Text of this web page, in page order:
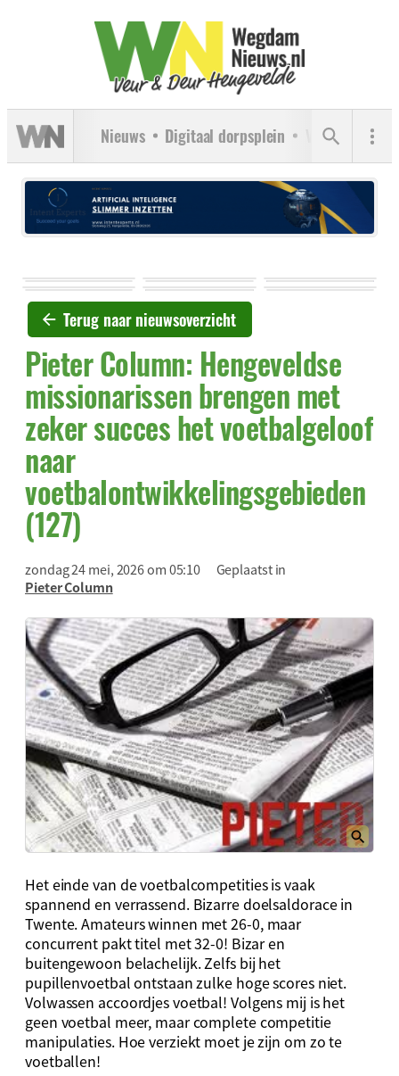
Nieuws Digitaal dorpsplein Verenigingen
Terug naar nieuwsoverzicht
Pieter Column: Hengeveldse
missionarissen brengen met
zeker succes het voetbalgeloof
naar
voetbalontwikkelingsgebieden
(127)
zondag 24 mei, 2026 om 05:10
Geplaatst in
Pieter Column
Het einde van de voetbalcompetities is vaak
spannend en verrassend. Bizarre doelsaldorace in
Twente. Amateurs winnen met 26-0, maar
concurrent pakt titel met 32-0! Bizar en
buitengewoon belachelijk. Zelfs bij het
pupillenvoetbal ontstaan zulke hoge scores niet.
Volwassen accoordjes voetbal! Volgens mij is het
geen voetbal meer, maar complete competitie
manipulaties. Hoe verziekt moet je zijn om zo te
voetballen!